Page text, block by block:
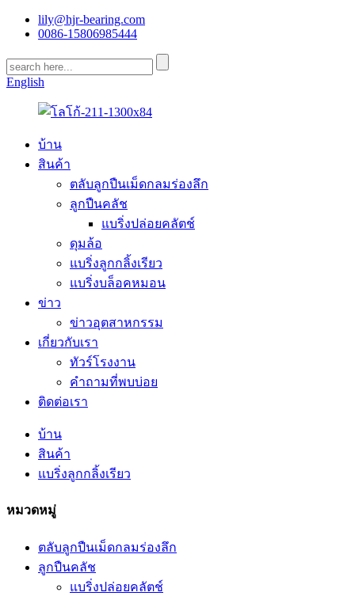
lily@hjr-bearing.com
0086-15806985444
English
บ้าน
สินค้า
ตลับลูกปืนเม็ดกลมร่องลึก
ลูกปืนคลัช
แบริ่งปล่อยคลัตช์
ดุมล้อ
แบริ่งลูกกลิ้งเรียว
แบริ่งบล็อคหมอน
ข่าว
ข่าวอุตสาหกรรม
เกี่ยวกับเรา
ทัวร์โรงงาน
คำถามที่พบบ่อย
ติดต่อเรา
บ้าน
สินค้า
แบริ่งลูกกลิ้งเรียว
หมวดหมู่
ตลับลูกปืนเม็ดกลมร่องลึก
ลูกปืนคลัช
แบริ่งปล่อยคลัตช์